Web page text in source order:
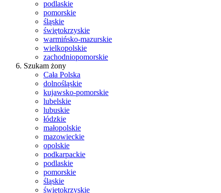
podlaskie
pomorskie
śląskie
świętokrzyskie
warmińsko-mazurskie
wielkopolskie
zachodniopomorskie
Szukam żony
Cała Polska
dolnośląskie
kujawsko-pomorskie
lubelskie
lubuskie
łódzkie
małopolskie
mazowieckie
opolskie
podkarpackie
podlaskie
pomorskie
śląskie
świętokrzyskie